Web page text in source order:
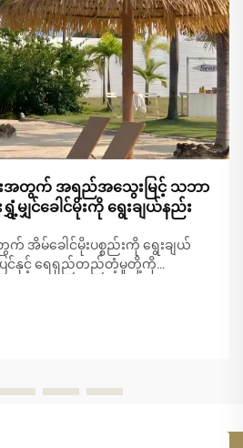
ျားအတွက် အရည်အသွေးမြင့် သဘာ
မျှင်ခေါင်မိုးကို ရွေးချယ်နည်း
တွက် အိမ်ခေါင်မိုးပစ္စည်းကို ရွေးချယ်
ြင်နှင့် ရေရှည်တည်တံ့မှုတို့ကို
စီးပွားရေးလုပ်ငန်းများအတွက်
ည် စံပြဖြစ်သော အဖြေရှာဖွေမှုတစ်ခု